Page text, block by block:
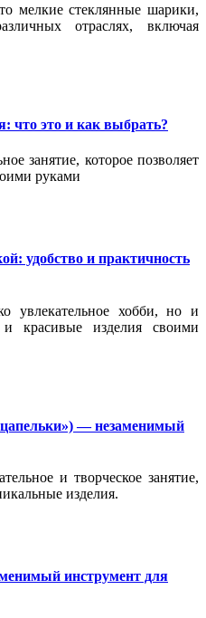
мелкие стеклянные шарики,
отраслях, включая
что это и как выбрать?
занятие, которое позволяет
руками
удобство и практичность
увлекательное хобби, но и
и красивые изделия своими
— незаменимый
и творческое занятие,
изделия.
инструмент для